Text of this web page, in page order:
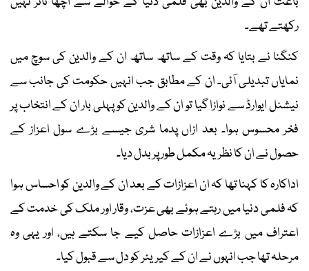
رکھتے تھے۔
کنگنا نے بتایا کہ وقت کے ساتھ ساتھ ان کے والدین کی سوچ میں
نمایاں تبدیلی آئی۔ ان کے مطابق جب انہیں حکومت کی جانب سے
نیشنل ایوارڈ سے نوازا گیا تو ان کے والدین کو پہلی بار ان کے انتخاب پر
فخر محسوس ہوا۔ بعد ازاں پدما شری جیسے بڑے سول اعزاز کے
حصول نے ان کا نظریہ مکمل طور پر بدل دیا۔
اداکارہ کا کہنا تھا کہ ان اعزازات کے بعد ان کے والدین کو احساس ہوا
کہ فلمی دنیا میں رہتے ہوئے بھی عزت، وقار اور ملک کی خدمت کے
اعتراف میں بڑے اعزازات حاصل کیے جا سکتے ہیں، اور یہی وہ
مرحلہ تھا جب انہوں نے ان کے کیریئر کو دل سے قبول کیا۔